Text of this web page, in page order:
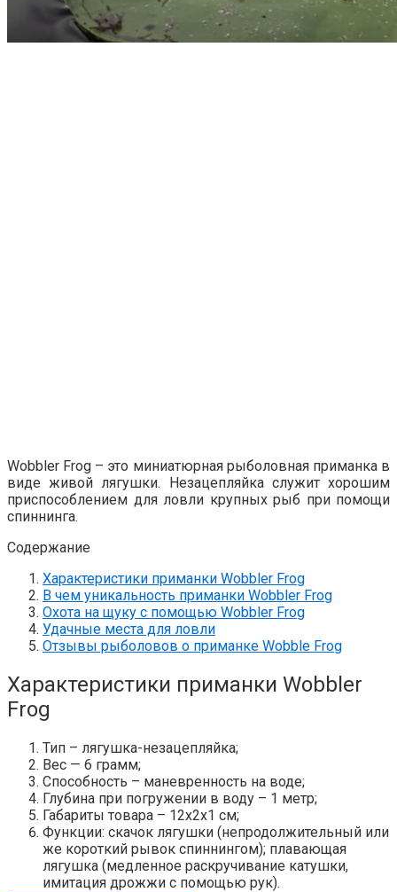
Wobbler Frog – это миниатюрная рыболовная приманка в
виде живой лягушки. Незацепляйка служит хорошим
приспособлением для ловли крупных рыб при помощи
спиннинга.
Содержание
Характеристики приманки Wobbler Frog
В чем уникальность приманки Wobbler Frog
Охота на щуку с помощью Wobbler Frog
Удачные места для ловли
Отзывы рыболовов о приманке Wobble Frog
Характеристики приманки Wobbler
Frog
Тип – лягушка-незацепляйка;
Вес — 6 грамм;
Способность – маневренность на воде;
Глубина при погружении в воду – 1 метр;
Габариты товара – 12х2х1 см;
Функции: скачок лягушки (непродолжительный или
же короткий рывок спиннингом); плавающая
лягушка (медленное раскручивание катушки,
имитация дрожжи с помощью рук).